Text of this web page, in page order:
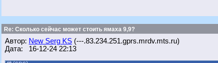
Re: Сколько сейчас может стоить ямаха 9,9?
Автор: New Serg KS (---.83.234.251.gprs.mrdv.mts.ru)
Дата: 16-12-24 22:13